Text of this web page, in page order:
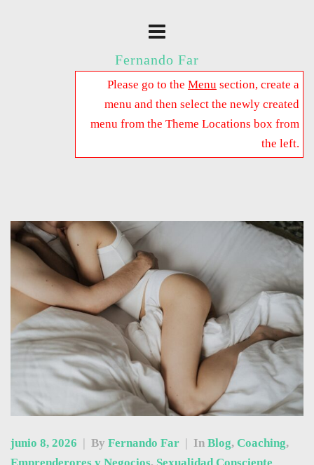
Fernando Far
Please go to the Menu section, create a
menu and then select the newly created
menu from the Theme Locations box from
the left.
junio 8, 2026 | By Fernando Far | In Blog, Coaching,